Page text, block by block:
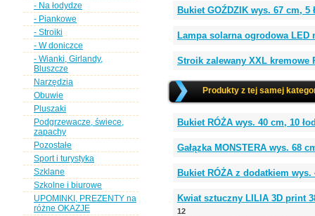
- Na łodydze
- Piankowe
- Stroiki
- W doniczce
- Wianki, Girlandy,
Bluszcze
Narzędzia
Obuwie
Pluszaki
Podgrzewacze, świece,
zapachy
Pozostałe
Sport i turystyka
Szklane
Szkolne i biurowe
UPOMINKI, PREZENTY na
różne OKAZJE
Bukiet GOŹDZIK wys. 67 cm, 5
Lampa solarna ogrodowa LED
Stroik zalewany XXL kremowe
Produkty z tej samej
Bukiet RÓŻA wys. 40 cm, 10
Gałązka MONSTERA wys. 68
Bukiet RÓŻA z dodatkiem wys.
Kwiat sztuczny LILIA 3D print
12